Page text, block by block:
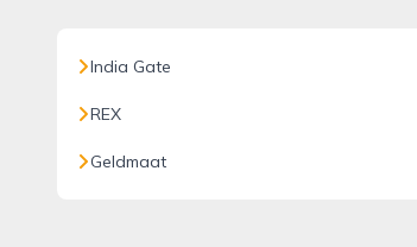
India Gate
REX
Geldmaat